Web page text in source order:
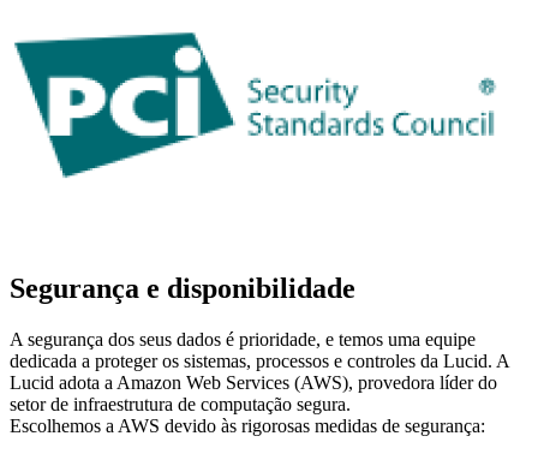
Segurança e disponibilidade
A segurança dos seus dados é prioridade, e temos uma equipe
dedicada a proteger os sistemas, processos e controles da Lucid. A
Lucid adota a Amazon Web Services (AWS), provedora líder do
setor de infraestrutura de computação segura.
Escolhemos a AWS devido às rigorosas medidas de segurança: